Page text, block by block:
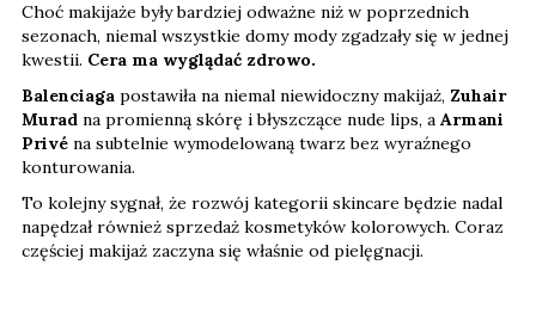
Choć makijaże były bardziej odważne niż w poprzednich
sezonach, niemal wszystkie domy mody zgadzały się w jednej
kwestii. Cera ma wyglądać zdrowo.
Balenciaga postawiła na niemal niewidoczny makijaż, Zuhair
Murad na promienną skórę i błyszczące nude lips, a Armani
Privé na subtelnie wymodelowaną twarz bez wyraźnego
konturowania.
To kolejny sygnał, że rozwój kategorii skincare będzie nadal
napędzał również sprzedaż kosmetyków kolorowych. Coraz
częściej makijaż zaczyna się właśnie od pielęgnacji.